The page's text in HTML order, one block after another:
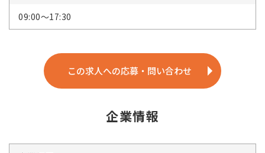
09:00～17:30
この求人への応募・問い合わせ
企業情報